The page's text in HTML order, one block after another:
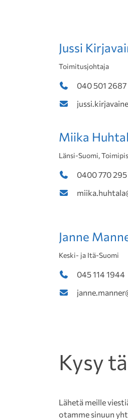
Jussi
Toimitusjohtaja
040 501 2687
Miika
Länsi-Suomi,
0400 770 295
Janne
Keski- ja Itä-Suomi
045 114 1944
Kysy
Lähetä meille
otamme sinuun